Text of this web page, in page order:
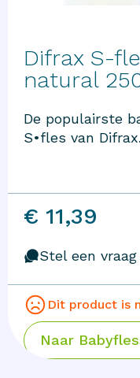
Difrax S-
natural
De populairste
S•fles van Difrax.
€ 11,39
Stel een
Dit product is
Naar